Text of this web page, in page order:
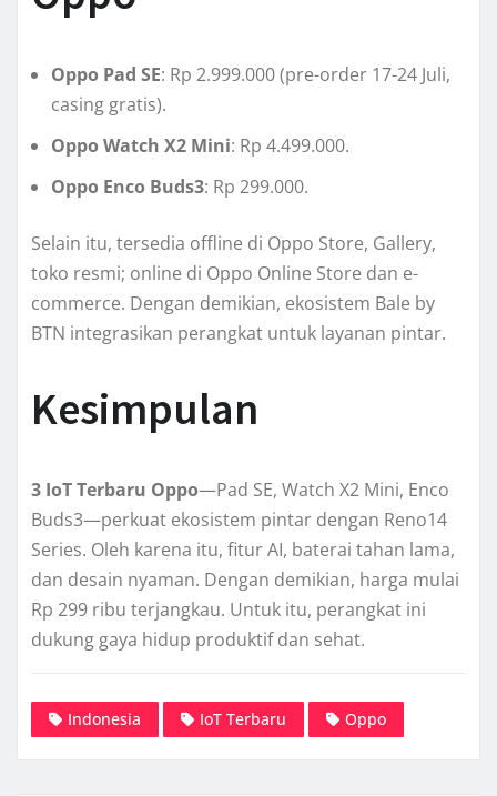
Oppo Pad SE: Rp 2.999.000 (pre-order 17-24 Juli,
casing gratis).
Oppo Watch X2 Mini: Rp 4.499.000.
Oppo Enco Buds3: Rp 299.000.
Selain itu, tersedia offline di Oppo Store, Gallery,
toko resmi; online di Oppo Online Store dan e-
commerce. Dengan demikian, ekosistem Bale by
BTN integrasikan perangkat untuk layanan pintar.
Kesimpulan
3 IoT Terbaru Oppo—Pad SE, Watch X2 Mini, Enco
Buds3—perkuat ekosistem pintar dengan Reno14
Series. Oleh karena itu, fitur AI, baterai tahan lama,
dan desain nyaman. Dengan demikian, harga mulai
Rp 299 ribu terjangkau. Untuk itu, perangkat ini
dukung gaya hidup produktif dan sehat.
Indonesia IoT Terbaru Oppo